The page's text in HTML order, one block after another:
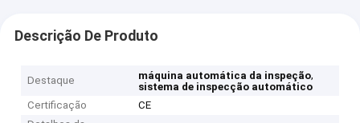
Descrição De Produto
Destaque máquina automática da inspeção,
sistema de inspecção automático
Certificação
CE